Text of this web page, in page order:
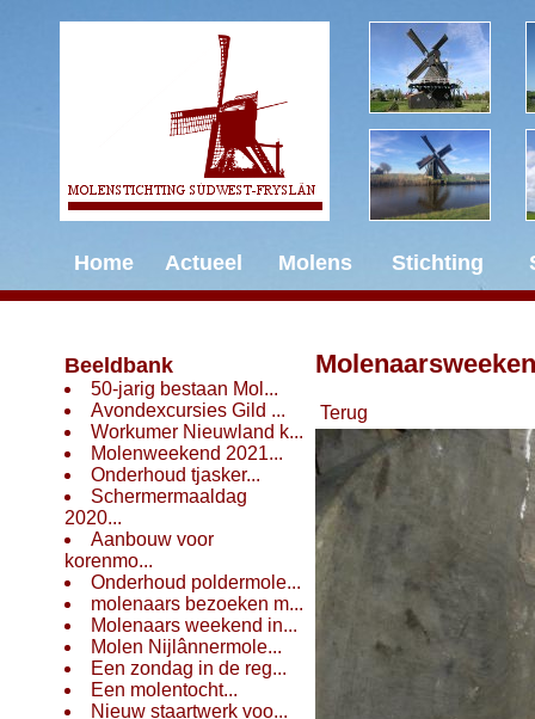
Home Actueel Molens Stichting
Beeldbank
50-jarig bestaan Mol...
Avondexcursies Gild ...
Workumer Nieuwland k...
Molenweekend 2021...
Onderhoud tjasker...
Schermermaaldag
2020...
Aanbouw voor
korenmo...
Onderhoud poldermole...
molenaars bezoeken m...
Molenaars weekend in...
Molen Nijlânnermole...
Een zondag in de reg...
Een molentocht...
Nieuw staartwerk voo...
Terug